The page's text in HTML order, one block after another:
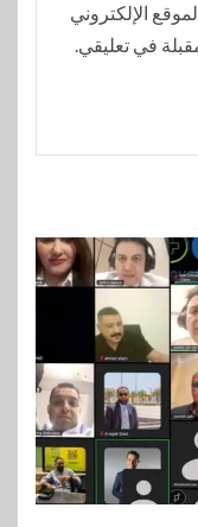
الإلكتروني
في تعليقي.